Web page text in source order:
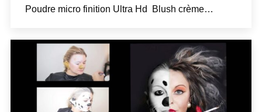
Poudre micro finition Ultra Hd Blush crème…